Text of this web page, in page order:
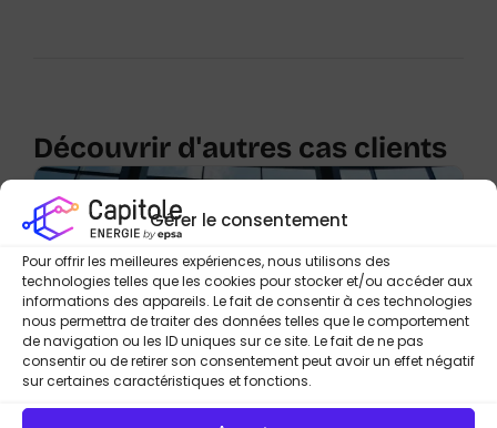
Gérer le consentement
Pour offrir les meilleures expériences, nous utilisons des
technologies telles que les cookies pour stocker et/ou accéder aux
informations des appareils. Le fait de consentir à ces technologies
nous permettra de traiter des données telles que le comportement
de navigation ou les ID uniques sur ce site. Le fait de ne pas
consentir ou de retirer son consentement peut avoir un effet négatif
sur certaines caractéristiques et fonctions.
Découvrir d'autres cas clients